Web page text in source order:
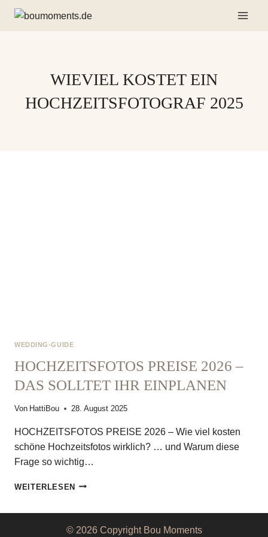
Zum
WIEVIEL KOSTET EIN
HOCHZEITSFOTOGRAF 2025
WEDDING-GUIDE
HOCHZEITSFOTOS PREISE 2026 –
DAS SOLLTET IHR EINPLANEN
Von HattiBou 28. August 2025
HOCHZEITSFOTOS PREISE 2026 – Wie viel kosten
schöne Hochzeitsfotos wirklich? … und Warum diese
Frage so wichtig…
WEITERLESEN HOCHZEITSFOTOS
DAS
© 2026 Copyright Bou Moments